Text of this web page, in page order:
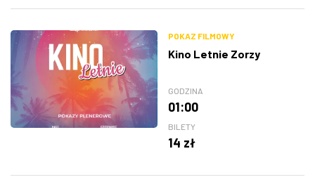
POKAZ FILMOWY
Kino Letnie Zorzy
GODZINA
01:00
BILETY
14 zł